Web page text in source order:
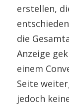
erstellen,
die
Anzeige
einem
Seite
jedoch